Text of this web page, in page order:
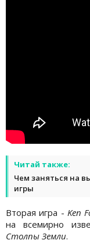
Читай также:
Чем заняться на
игры
Вторая игра - Ken
на всемирно
Столпы Земли.